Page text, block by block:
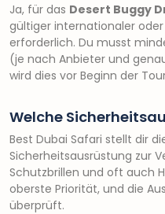
Ja, für das Desert Buggy
gültiger internationaler
erforderlich. Du musst
(je nach Anbieter und
wird dies vor Beginn der
Welche
Best Dubai Safari stellt dir
Sicherheitsausrüstung zur
Schutzbrillen und oft auch
oberste Priorität, und die
überprüft.